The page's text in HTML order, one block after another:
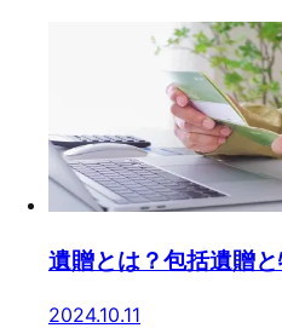
遺贈とは？包括遺贈
2024.10.11